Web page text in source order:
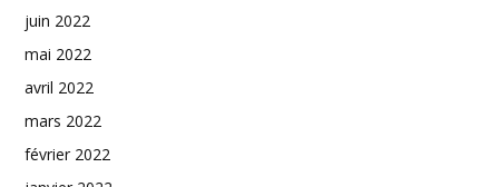
juin 2022
mai 2022
avril 2022
mars 2022
février 2022